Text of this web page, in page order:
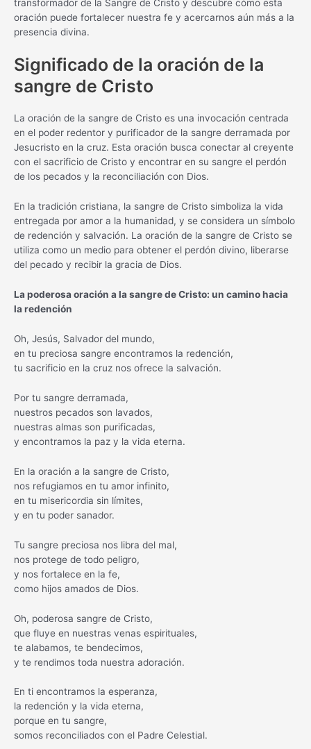
transformador de la Sangre de Cristo y descubre cómo esta
oración puede fortalecer nuestra fe y acercarnos aún más a la
presencia divina.
Significado de la oración de la
sangre de Cristo
La oración de la sangre de Cristo es una invocación centrada
en el poder redentor y purificador de la sangre derramada por
Jesucristo en la cruz. Esta oración busca conectar al creyente
con el sacrificio de Cristo y encontrar en su sangre el perdón
de los pecados y la reconciliación con Dios.
En la tradición cristiana, la sangre de Cristo simboliza la vida
entregada por amor a la humanidad, y se considera un símbolo
de redención y salvación. La oración de la sangre de Cristo se
utiliza como un medio para obtener el perdón divino, liberarse
del pecado y recibir la gracia de Dios.
La poderosa oración a la sangre de Cristo: un camino hacia
la redención
Oh, Jesús, Salvador del mundo,
en tu preciosa sangre encontramos la redención,
tu sacrificio en la cruz nos ofrece la salvación.
Por tu sangre derramada,
nuestros pecados son lavados,
nuestras almas son purificadas,
y encontramos la paz y la vida eterna.
En la oración a la sangre de Cristo,
nos refugiamos en tu amor infinito,
en tu misericordia sin límites,
y en tu poder sanador.
Tu sangre preciosa nos libra del mal,
nos protege de todo peligro,
y nos fortalece en la fe,
como hijos amados de Dios.
Oh, poderosa sangre de Cristo,
que fluye en nuestras venas espirituales,
te alabamos, te bendecimos,
y te rendimos toda nuestra adoración.
En ti encontramos la esperanza,
la redención y la vida eterna,
porque en tu sangre,
somos reconciliados con el Padre Celestial.